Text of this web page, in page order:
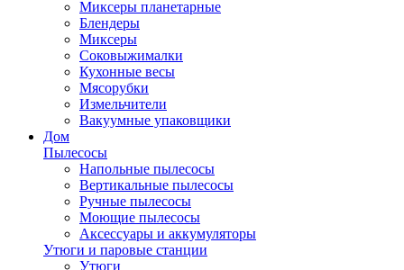
Миксеры планетарные
Блендеры
Миксеры
Соковыжималки
Кухонные весы
Мясорубки
Измельчители
Вакуумные упаковщики
Дом
Пылесосы
Напольные пылесосы
Вертикальные пылесосы
Ручные пылесосы
Моющие пылесосы
Аксессуары и аккумуляторы
Утюги и паровые станции
Утюги